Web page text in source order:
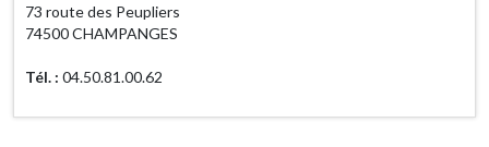
73 route des Peupliers
74500 CHAMPANGES
Tél. : 04.50.81.00.62